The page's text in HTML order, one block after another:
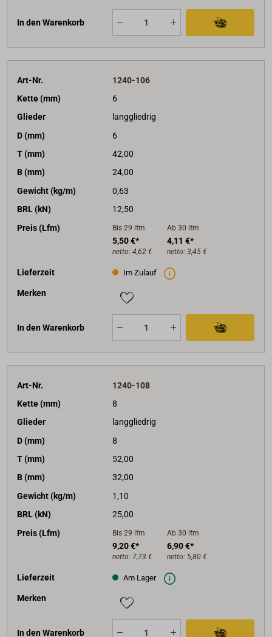
In den Warenkorb
Art-Nr.
1240-106
Kette (mm)
6
Glieder
langgliedrig
D (mm)
6
T (mm)
42,00
B (mm)
24,00
Gewicht (kg/m)
0,63
BRL (kN)
12,50
Preis (Lfm)
Bis 29 lfm
5,50 €*
netto: 4,62 €
Ab 30 lfm
4,11 €*
netto: 3,45 €
Lieferzeit Im Zulauf
Merken
In den Warenkorb
Art-Nr.
1240-108
Kette (mm)
8
Glieder
langgliedrig
D (mm)
8
T (mm)
52,00
B (mm)
32,00
Gewicht (kg/m)
1,10
BRL (kN)
25,00
Preis (Lfm)
Bis 29 lfm
9,20 €*
netto: 7,73 €
Ab 30 lfm
6,90 €*
netto: 5,80 €
Lieferzeit Am Lager
Merken
In den Warenkorb